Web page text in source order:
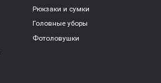
Рюкзаки и сумки
Головные уборы
Фотоловушки